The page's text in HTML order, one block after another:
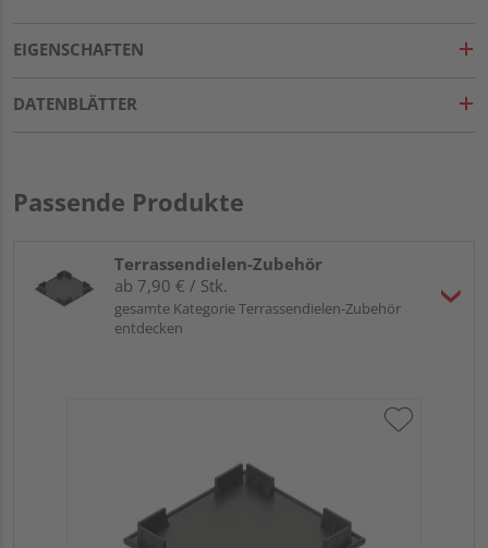
EIGENSCHAFTEN
DATENBLÄTTER
Passende Produkte
Terrassendielen-Zubehör
ab 7,90 € / Stk.
gesamte Kategorie Terrassendielen-Zubehör
entdecken